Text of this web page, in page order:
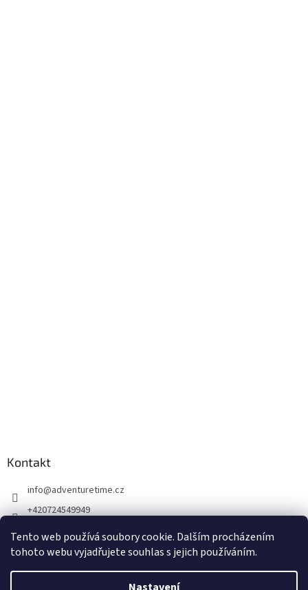
Tento web používá soubory cookie. Dalším procházením
tohoto webu vyjadřujete souhlas s jejich používáním.
Kontakt
info@adventuretime.cz
+420724549949
+420606618099